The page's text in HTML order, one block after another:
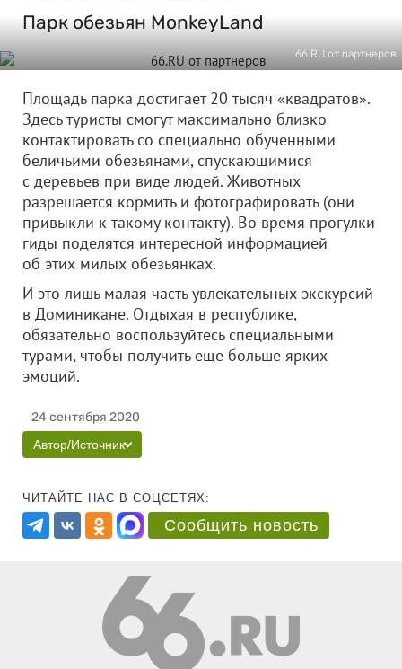
Парк обезьян MonkeyLand
66.RU от партнеров
Площадь парка достигает 20 тысяч «квадратов».
Здесь туристы смогут максимально близко
контактировать со специально обученными
беличьими обезьянами, спускающимися
с деревьев при виде людей. Животных
разрешается кормить и фотографировать (они
привыкли к такому контакту). Во время прогулки
гиды поделятся интересной информацией
об этих милых обезьянках.
И это лишь малая часть увлекательных экскурсий
в Доминикане. Отдыхая в республике,
обязательно воспользуйтесь специальными
турами, чтобы получить еще больше ярких
эмоций.
24 сентября 2020
Автор/Источник
ЧИТАЙТЕ НАС В СОЦСЕТЯХ:
Сообщить новость